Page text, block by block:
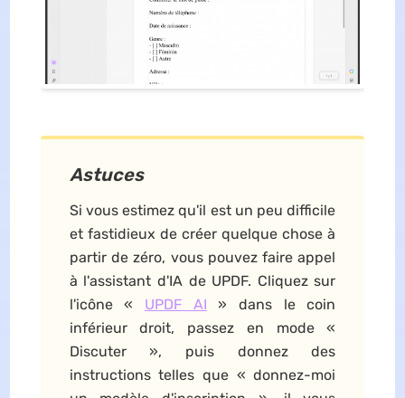
Astuces
Si vous estimez qu'il est un peu difficile
et fastidieux de créer quelque chose à
partir de zéro, vous pouvez faire appel
à l'assistant d'IA de UPDF. Cliquez sur
l'icône « UPDF AI » dans le coin
inférieur droit, passez en mode «
Discuter », puis donnez des
instructions telles que « donnez-moi